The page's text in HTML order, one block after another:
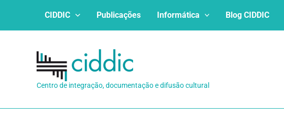
CIDDIC Publicações Informática Blog CIDDIC
Centro de integração, documentação e difusão cultural